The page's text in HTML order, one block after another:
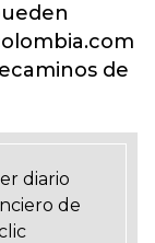
de
diario
de